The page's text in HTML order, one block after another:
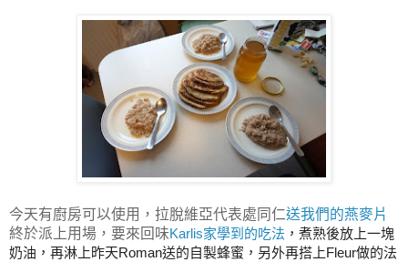
今天有廚房可以使用，拉脫維亞代表處同仁送我們的燕麥片
終於派上用場，要來回味Karlis家學到的吃法 ，煮熟後放上一塊
奶油，再淋上昨天Roman送的自製蜂蜜，另外再搭上Fleur做的法